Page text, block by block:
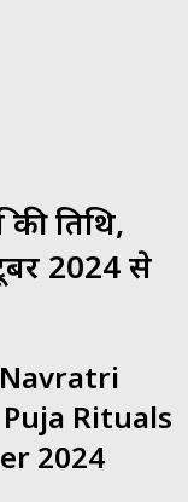
की तिथि,
2024 से
Rituals
2024